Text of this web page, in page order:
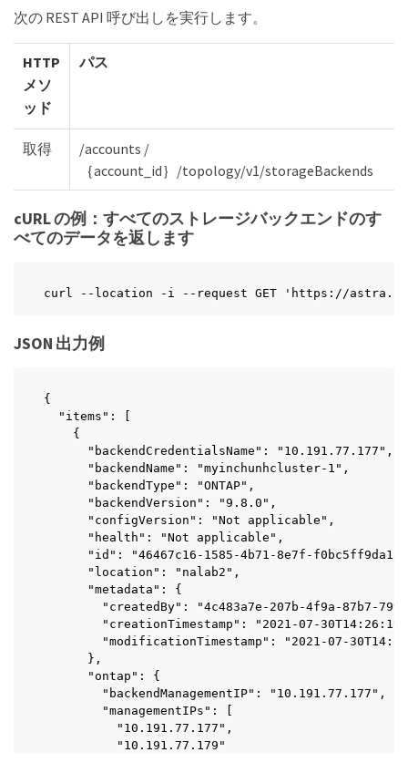
次の REST API 呼び出しを実行します。
HTTP
メソ
ッド
パス
取得
/accounts /
｛account_id｝/topology/v1/storageBackends
cURL の例：すべてのストレージバックエンドのす
べてのデータを返します
curl --location -i --request GET 'https://
JSON 出力例
{
  "items": [
    {
      "backendCredentialsName": "10.191.77.177",
      "backendName": "myinchunhcluster-1",
      "backendType": "ONTAP",
      "backendVersion": "9.8.0",
      "configVersion": "Not applicable",
      "health": "Not applicable",
"id": "46467c16-1585-4b71-8e7f-
      "location": "nalab2",
      "metadata": {
"createdBy": "4c483a7e-207b-4f9a-87b7-
"creationTimestamp": "2021-07-
"modificationTimestamp": "2021-07-
      },
      "ontap": {
        "backendManagementIP": "10.191.77.177",
        "managementIPs": [
          "10.191.77.177",
          "10.191.77.179"